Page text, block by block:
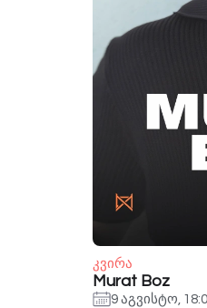
კვირა
Murat Boz
9 აგვისტო,